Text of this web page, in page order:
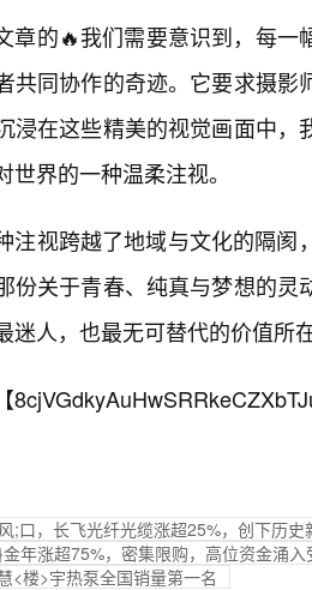
章的🔥我们需要意识到，每一
共同协作的奇迹。它要求摄
浸在这些精美的视觉画面中
世界的一种温柔注视。
注视跨越了地域与文化的隔阂
份关于青春、纯真与梦想的
迷人，也最无可替代的价值所
风;口，长飞光纤光缆涨超25%，创下历史
年涨超75%，密集限购，高位资金涌
<楼>宇热泵全国销量第一名